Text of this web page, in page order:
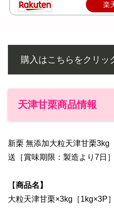
楽
購入はこちらをクリッ
天津甘栗商品情報
新栗 無添加大粒天津甘栗3kg
送［賞味期限：製造より7日
【商品名】
大粒天津甘栗×3kg［1kg×3P］